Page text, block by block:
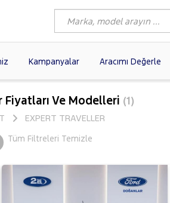
Kampanyalar Aracımı Değerle
(891) FIAT(102)
(58)
(19)
SKODA
Fiyatları Ve Modelleri (1)
EXPERT TRAVELLER
Tüm Filtreleri Temizle